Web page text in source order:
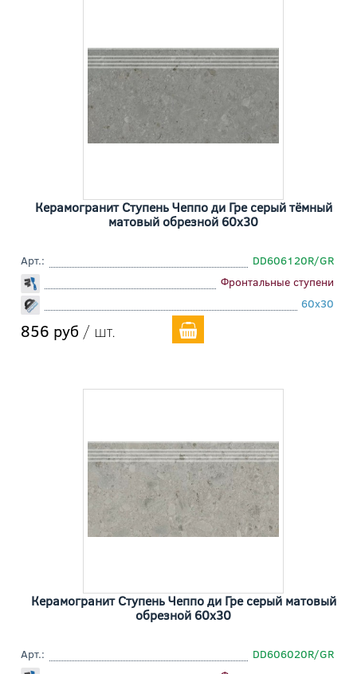
Керамогранит Ступень Чеппо ди Гре серый тёмный
матовый обрезной 60x30
Арт.:
DD606120R/GR
Фронтальные ступени
60x30
856 руб / шт.
Керамогранит Ступень Чеппо ди Гре серый матовый
обрезной 60x30
Арт.:
DD606020R/GR